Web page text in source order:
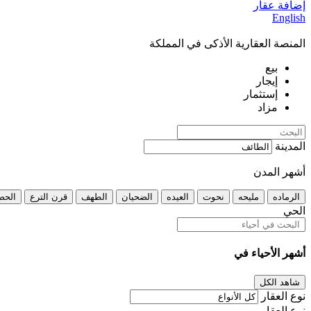
إضافة عقار
English
المنصة العقارية الأذكى في المملكة
بيع
إيجار
إستثمار
مزاد
المدينة
أشهر المدن
الرماده مليحه نحوت العيده الضحيان الطهف قرن الترع
الحي
أشهر الأحياء في
شاهد الكل
نوع العقار